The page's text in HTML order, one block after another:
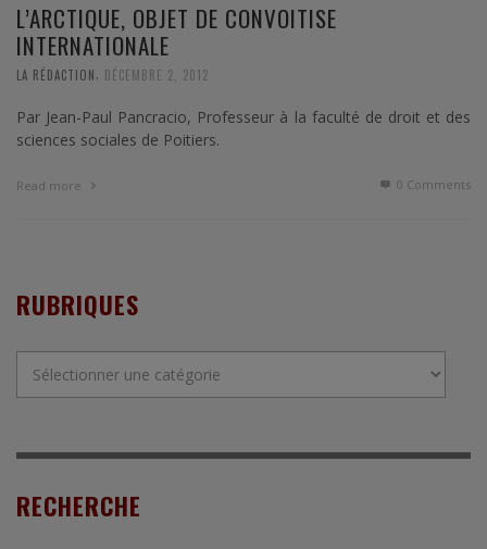
L’ARCTIQUE, OBJET DE CONVOITISE
INTERNATIONALE
LA RÉDACTION, DÉCEMBRE 2, 2012
Par Jean-Paul Pancracio, Professeur à la faculté de droit et des
sciences sociales de Poitiers.
Read more 0 Comments
RUBRIQUES
RECHERCHE